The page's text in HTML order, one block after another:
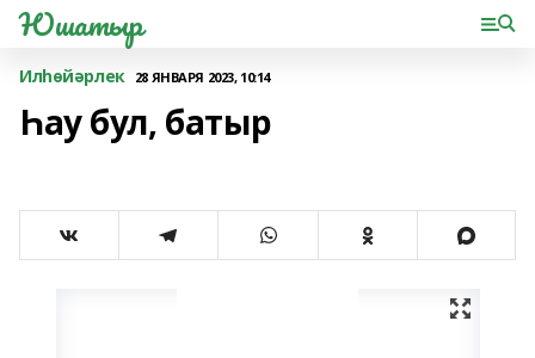
Юшатыр
Илһөйәрлек 28 ЯНВАРЯ 2023, 10:14
Һау бул, батыр